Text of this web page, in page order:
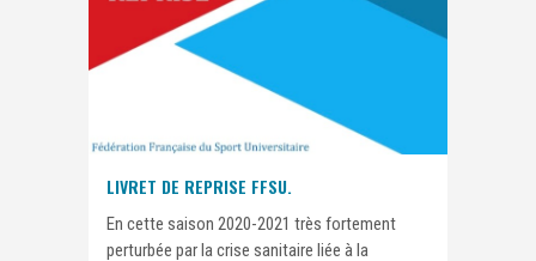
LIVRET DE REPRISE FFSU.
En cette saison 2020-2021 très fortement
perturbée par la crise sanitaire liée à la